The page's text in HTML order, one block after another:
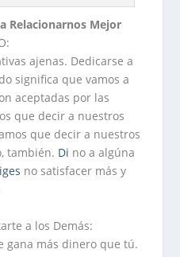
Relacionarnos Mejor
ajenas. Dedicarse a
significa que vamos a
aceptadas por las
que decir a nuestros
que decir a nuestros
también. Di no a algúna
no satisfacer más y
a los Demás:
gana más dinero que tú.